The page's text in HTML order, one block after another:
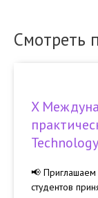
Смотреть
X
📢 Приглашаем
студентов